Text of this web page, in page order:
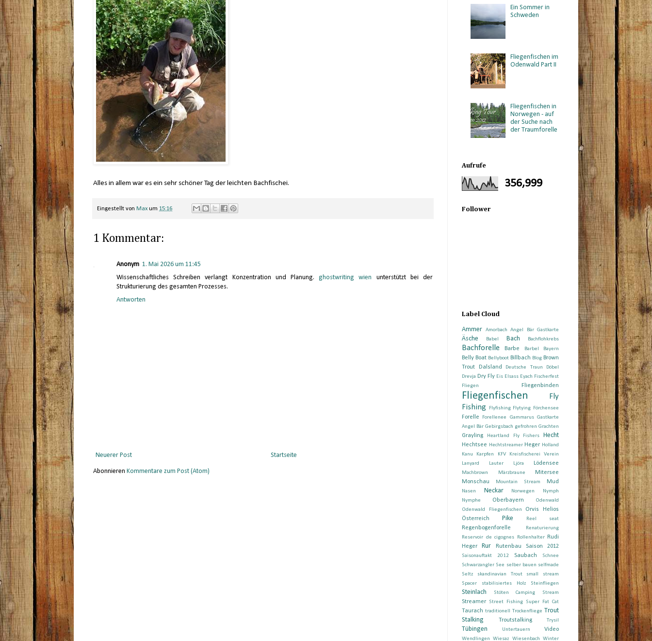
Alles in allem war es ein sehr schöner Tag der leichten Bachfischei.
Eingestellt von Max um 15:16
1 Kommentar:
Anonym 1. Mai 2026 um 11:45
Wissenschaftliches Schreiben verlangt Konzentration und Planung.ghostwriting wien unterstützt bei der
Strukturierung des gesamten Prozesses.
Antworten
Neuerer Post Startseite
Abonnieren Kommentare zum Post (Atom)
Ein Sommer in
Schweden
Fliegenfischen im
Odenwald Part II
Fliegenfischen in
Norwegen - auf
der Suche nach
der Traumforelle
Aufrufe
356,999
Follower
Label Cloud
Ammer Amorbach Angel Bär Gastkarte
Äsche Babel Bach Bachflohkrebs
Bachforelle Barbe Barbel Bayern
Belly Boat Bellyboot Billbach Blog Brown
Trout
Dalsland Deutsche Traun
Döbel
Drevja Dry Fly Eis Elsass Eyach Fischerfest
Fliegen
Fliegenbinden
Fliegenfischen
Fly
Fishing
Flyfishing Flytying Förchensee
Forelle Forellenee Gammarus Gastkarte
Angel Bär Gebirgsbach gefrohren Grachten
Grayling Heartland Fly Fishers Hecht
Hechtsee Hechtstreamer Heger Holland
Kanu
Karpfen KFV
Kreisfischerei Verein
Lanyard
Lauter Ljöra Lödensee
Machbrown Märzbraune
Mitersee
Monschau
Mountain Stream Mud
Nasen Neckar Norwegen
Nymph
Nymphe
Oberbayern
Odenwald
Odenwald Fliegenfischen
Orvis Helios
Österreich
Pike Reel seat
Regenbogenforelle
Renaturierung
Reservoir de cigognes
Rollenhalter Rudi
Heger
Rur Rutenbau Saison 2012
Saisonauftakt 2012 Saubach
Schnee
Schwarzangler See selber bauen selfmade
Seltz
skandinavian Trout
small stream
Spacer
stabilisiertes Holz Steinfliegen
Steinlach Stöten Camping Stream
Streamer Street Fishing Super Fat Cat
Taurach traditionell Trockenfliege Trout
Stalking
Troutstalking Trysil
Tübingen Untertauern Video
Wendlingen Wiesaz Wiesenbach Winter